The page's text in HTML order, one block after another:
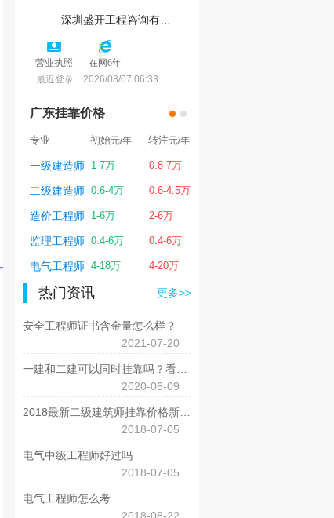
深圳盛开工程咨询有限公司
营业执照
6
在网6年
最近登录： 2026/08/07 06:33
广东挂靠价格
专业 初始元/年 转注元/年
一级建造师 1-7万 0.8-7万
二级建造师 0.6-4万 0.6-4.5万
造价工程师 1-6万 2-6万
监理工程师 0.4-6万 0.4-6万
电气工程师 4-18万 4-20万
专业
中级职称
高级职称
结构工程师
热门资讯 更多>>
安全工程师证书含金量怎么样？
2021-07-20
2020-06-09
2018-07-05
电气中级工程师好过吗
2018-07-05
电气工程师怎么考